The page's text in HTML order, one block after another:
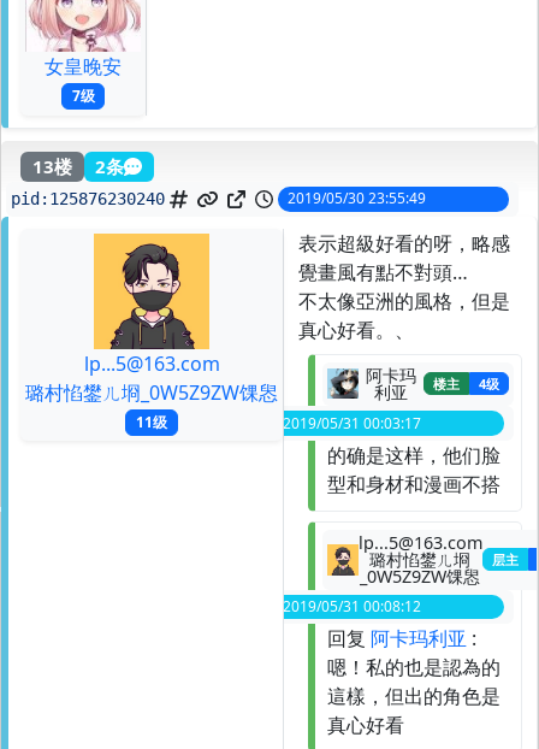
女皇晚安
7级
13楼 2条
pid: 125876230240 2019/05/30 23:55:49
lp...5@163.com
璐村惂鐢ㄦ埛_0W5Z9ZW馃惥
11级
表示超級好看的呀，略感
覺畫風有點不對頭…
不太像亞洲的風格，但是
真心好看。、
阿卡玛
利亚 楼主 4级
125876337675 2019/05/31 00:03:17
的确是这样，他们脸
型和身材和漫画不搭
lp...5@163.com
璐村惂鐢ㄦ埛
_0W5Z9ZW馃惥
层主
2019/05/31 00:08:12
回复 阿卡玛利亚 :
嗯！私的也是認為的
這樣，但出的角色是
真心好看